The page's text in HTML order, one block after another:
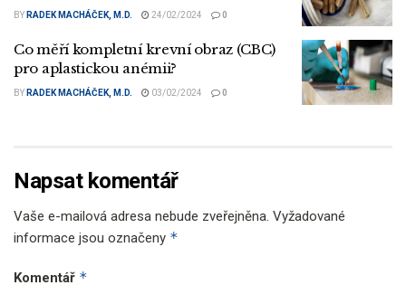
BY RADEK MACHÁČEK, M.D. 24/02/2024 0
Co měří kompletní krevní obraz (CBC)
pro aplastickou anémii?
BY RADEK MACHÁČEK, M.D. 03/02/2024 0
Napsat komentář
Vaše e-mailová adresa nebude zveřejněna. Vyžadované
informace jsou označeny *
Komentář *